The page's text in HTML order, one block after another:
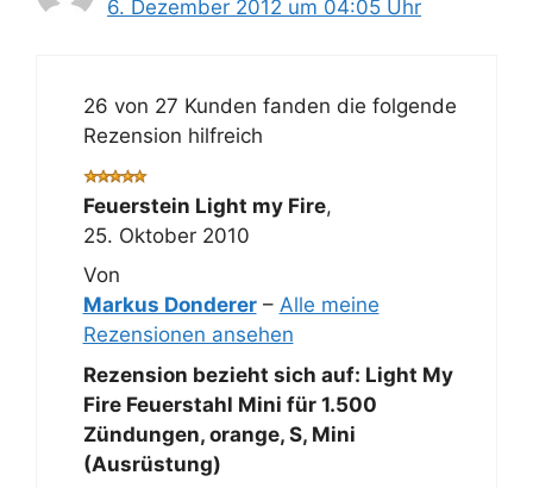
6. Dezember 2012 um 04:05 Uhr
26 von 27 Kunden fanden die folgende
Rezension hilfreich
Feuerstein Light my Fire,
25. Oktober 2010
Von
Markus Donderer– Alle meine
Rezensionen ansehen
Rezension bezieht sich auf: Light My
Fire Feuerstahl Mini für 1.500
Zündungen, orange, S, Mini
(Ausrüstung)